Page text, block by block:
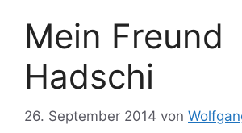
Mein Freund
Hadschi
26. September 2014 von